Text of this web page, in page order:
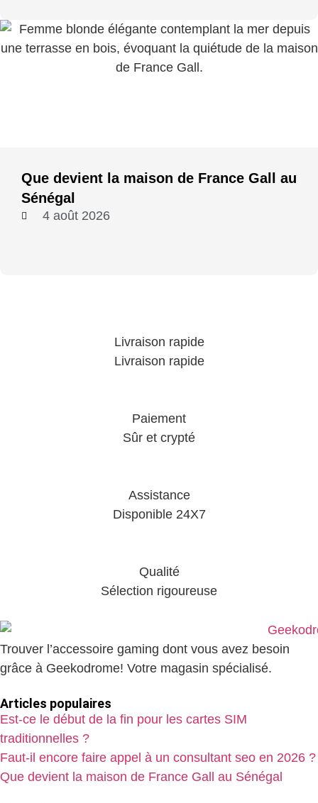
Que devient la maison de France Gall au
Sénégal
4 août 2026
Livraison rapide
Livraison rapide
Paiement
Sûr et crypté
Assistance
Disponible 24X7
Qualité
Sélection rigoureuse
Trouver l’accessoire gaming dont vous avez besoin
grâce à Geekodrome! Votre magasin spécialisé.
Articles populaires
Est-ce le début de la fin pour les cartes SIM
traditionnelles ?
Faut-il encore faire appel à un consultant seo en 2026 ?
Que devient la maison de France Gall au Sénégal